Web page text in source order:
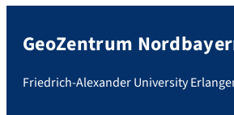
GeoZentrum
Friedrich-Alexander University